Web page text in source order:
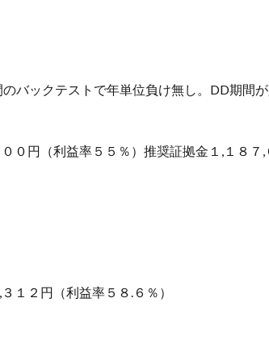
バックテストで年単位負け無し。DD期間
０円（利益率５５％）推奨証拠金１,１８７
１２円（利益率５８.６％）